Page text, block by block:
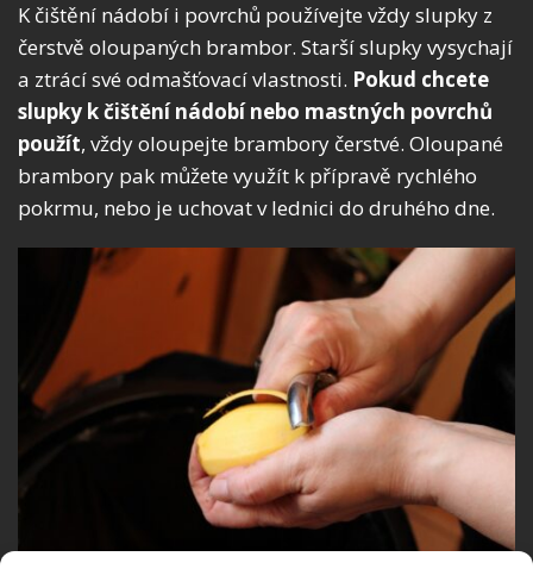
K čištění nádobí i povrchů používejte vždy slupky z
čerstvě oloupaných brambor. Starší slupky vysychají
a ztrácí své odmašťovací vlastnosti. Pokud chcete
slupky k čištění nádobí nebo mastných povrchů
použít, vždy oloupejte brambory čerstvé. Oloupané
brambory pak můžete využít k přípravě rychlého
pokrmu, nebo je uchovat v lednici do druhého dne.